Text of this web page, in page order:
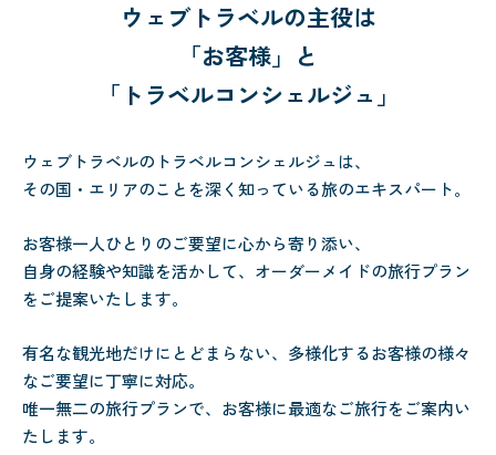
ウェブトラベルの主役は
「お客様」と
「トラベルコンシェルジュ」
ウェブトラベルのトラベルコンシェルジュは、
その国・エリアのことを深く知っている旅のエキスパート。
お客様一人ひとりのご要望に心から寄り添い、
自身の経験や知識を活かして、オーダーメイドの旅行プラン
をご提案いたします。
有名な観光地だけにとどまらない、多様化するお客様の様々
なご要望に丁寧に対応。
唯一無二の旅行プランで、お客様に最適なご旅行をご案内い
たします。